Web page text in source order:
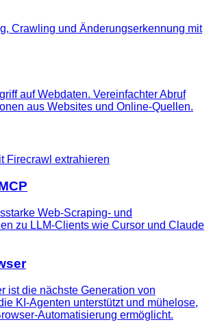
Crawling und Änderungserkennung mit
auf Webdaten. Vereinfachter Abruf
aus Websites und Online-Quellen.
Firecrawl extrahieren
Web-Scraping- und
zu LLM-Clients wie Cursor und Claude
ist die nächste Generation von
KI-Agenten unterstützt und mühelose,
Automatisierung ermöglicht.